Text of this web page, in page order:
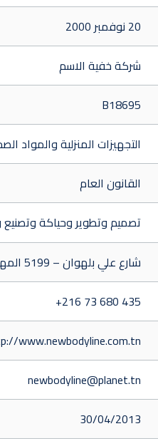
20 نوفمبر 2000
شركة خفية الاسم
B18695
التجهيزات المنزلية والمواد
القانون العام
تصميم وتطوير وحياكة
شارع علي بلهوان – 5199 المهدية – تونس
+216 73 680 435
www.newbodyline.com.tn/
newbodyline@planet.tn
30/04/2013